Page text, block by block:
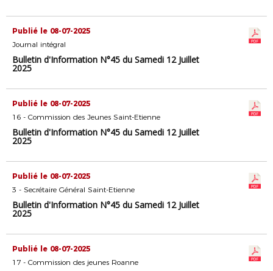
Publié le 08-07-2025
Journal intégral
Bulletin d'Information N°45 du Samedi 12 Juillet
2025
Publié le 08-07-2025
16 - Commission des Jeunes Saint-Etienne
Bulletin d'Information N°45 du Samedi 12 Juillet
2025
Publié le 08-07-2025
3 - Secrétaire Général Saint-Etienne
Bulletin d'Information N°45 du Samedi 12 Juillet
2025
Publié le 08-07-2025
17 - Commission des jeunes Roanne